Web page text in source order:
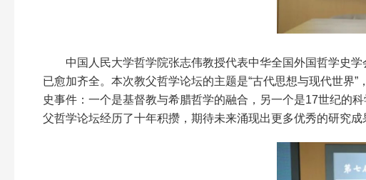
中国人民大学哲学院张志伟教授代表中华全国外国哲学史
已愈加齐全。本次教父哲学论坛的主题是“古代思想与现代世界
史事件：一个是基督教与希腊哲学的融合，另一个是17世纪的
父哲学论坛经历了十年积攒，期待未来涌现出更多优秀的研究成